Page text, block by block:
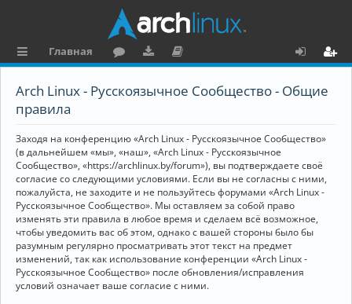
ы
к
и
Главная
ру
ру
и
ку
е
н
та
ц
и
я
о
Arch Linux - Русскоязычное Сообщество - Общие
правила
Заходя на конференцию «Arch Linux - Русскоязычное Сообщество»
(в дальнейшем «мы», «наш», «Arch Linux - Русскоязычное
Сообщество», «https://archlinux.by/forum»), вы подтверждаете своё
согласие со следующими условиями. Если вы не согласны с ними,
пожалуйста, не заходите и не пользуйтесь форумами «Arch Linux -
Русскоязычное Сообщество». Мы оставляем за собой право
изменять эти правила в любое время и сделаем всё возможное,
чтобы уведомить вас об этом, однако с вашей стороны было бы
разумным регулярно просматривать этот текст на предмет
изменений, так как использование конференции «Arch Linux -
Русскоязычное Сообщество» после обновления/исправления
условий означает ваше согласие с ними.